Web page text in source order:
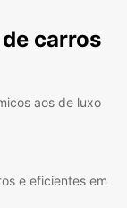
carros
aos de luxo
e eficientes em